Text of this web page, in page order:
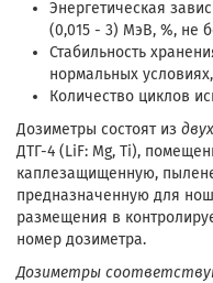
Энергетическая
(0,015 - 3) МэВ, %,
Стабильность
нормальных
Количество циклов
Дозиметры состоят из двух
ДТГ-4 (LiF: Mg, Ti),
каплезащищенную,
предназначенную для
размещения в
номер дозиметра.
Дозиметры